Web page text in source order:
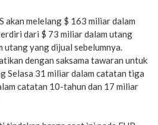
akan melelang $ 163 miliar dalam
dari $ 73 miliar dalam utang
utang yang dijual sebelumnya.
dengan saksama tawaran untuk
Selasa 31 miliar dalam catatan tiga
catatan 10-tahun dan 17 miliar